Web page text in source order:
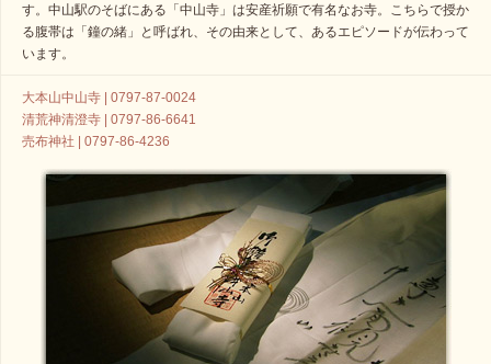
す。中山駅のそばにある「中山寺」は安産祈願で有名なお寺。こちらで授か
る腹帯は「鐘の緒」と呼ばれ、その由来として、あるエピソードが伝わって
います。
大本山中山寺 | 0797-87-0024
清荒神清澄寺 | 0797-86-6641
売布神社 | 0797-86-4236